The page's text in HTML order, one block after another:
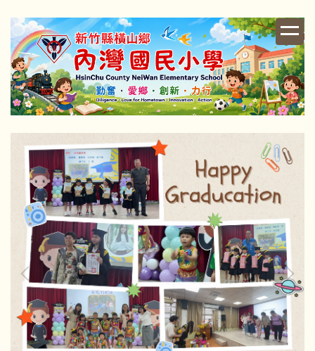
到
主
要
內
容
區